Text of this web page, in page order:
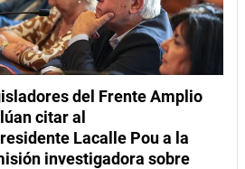
del Frente Amplio
citar al
Lacalle Pou a la
investigadora sobre